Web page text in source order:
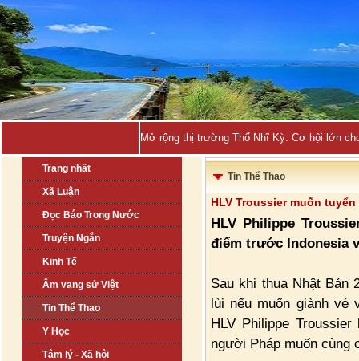
Mở rộng thị trường Thổ Nhĩ Kỳ: Cơ hội lớn
Trang nhất
Xã Luận
Đọc Báo Trong Nước
Truyện Ngắn
Kinh Tế
Âm vang sử Việt
Tin Thể Thao
Y Học
Tâm lý - Xã hội
Tin Thể Thao
HLV Troussier muốn
HLV Philippe
điểm trước Indonesia
Sau khi thua Nhật Bản
lùi nếu muốn giành vé
HLV Philippe
người Pháp muốn cùng